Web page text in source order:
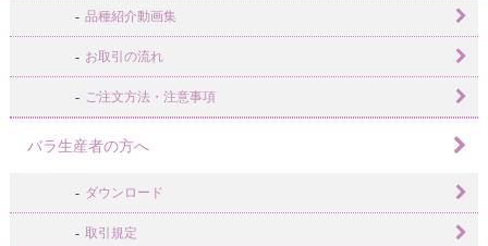
品種紹介動画集
お取引の流れ
ご注文方法・注意事項
バラ生産者の方へ
ダウンロード
取引規定